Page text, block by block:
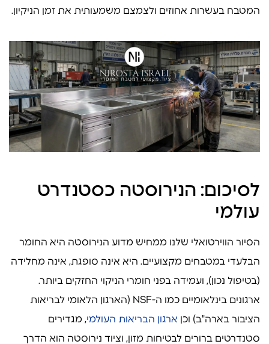
המטבח בעשרות אחוזים ולצמצם משמעותית את זמן הניקיון.
לסיכום: הנירוסטה כסטנדרט
עולמי
הסיור הווירטואלי שלנו ממחיש מדוע הנירוסטה היא החומר
הבלעדי במטבחים מקצועיים. היא אינה סופגת, אינה מחלידה
(בטיפול נכון), ועמידה בפני חומרי הניקוי החזקים ביותר.
ארגונים בינלאומיים כמו ה-NSF (הארגון הלאומי לבריאות
הציבור בארה"ב) וכן ארגון הבריאות העולמי, מגדירים
סטנדרטים ברורים לבטיחות מזון, וציוד נירוסטה הוא הדרך